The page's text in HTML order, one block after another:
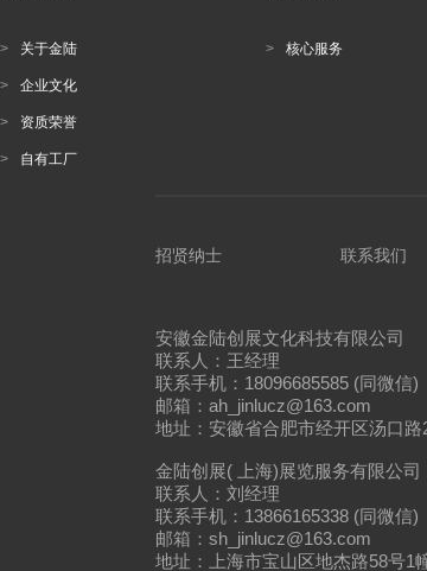
> 关于金陆
> 企业文化
> 资质荣誉
> 自有工厂
> 核心服务
招贤纳士 联系我们
安徽金陆创展文化科技有限公司
联系人：王经理
联系手机：18096685585 (同微信)
邮箱：ah_jinlucz@163.com
地址：安徽省合肥市经开区汤口
金陆创展( 上海)展览服务有限公司
联系人：刘经理
联系手机：13866165338 (同微信)
邮箱：sh_jinlucz@163.com
地址：上海市宝山区地杰路58号1